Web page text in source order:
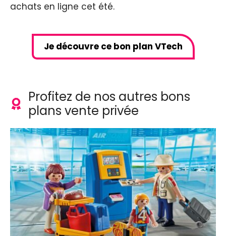
achats en ligne cet été.
Je découvre ce bon plan VTech
Profitez de nos autres bons
plans vente privée